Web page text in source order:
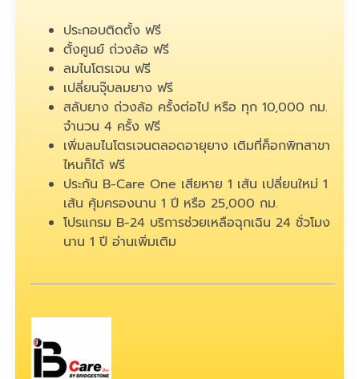
ประกอบติดตั้ง ฟรี
ตั้งศูนย์ ถ่วงล้อ ฟรี
ลมไนโตรเจน ฟรี
เปลี่ยนจุ๊บลมยาง ฟรี
สลับยาง ถ่วงล้อ ครั้งต่อไป หรือ ทุก 10,000 กม.
จำนวน 4 ครั้ง ฟรี
เพิ่มลมไนโตรเจนตลอดอายุยาง เติมที่ค็อกพิทสาขา
ไหนก็ได้ ฟรี
ประกัน B-Care One เสียหาย 1 เส้น เปลี่ยนใหม่ 1
เส้น คุ้มครองนาน 1 ปี หรือ 25,000 กม.
โปรแกรม B-24 บริการช่วยเหลือฉุกเฉิน 24 ชั่วโมง
นาน 1 ปีอ่านเพิ่มเติม